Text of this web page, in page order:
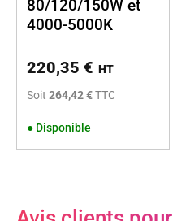
80/120/150W et
4000-5000K
220,35 € HT
Soit 264,42 €TTC
● Disponible